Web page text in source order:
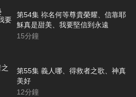
第54集 祢名何等尊貴榮耀、信靠耶
穌真是甜美、我要堅信到永遠
15分鐘
第55集 義人哪、得救者之歌、神真
美好
12分鐘